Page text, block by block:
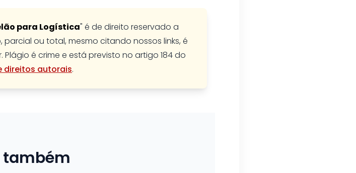
para Logística" é de direito reservado a
parcial ou total, mesmo citando nossos links, é
é crime e está previsto no artigo 184 do
direitos autorais.
também